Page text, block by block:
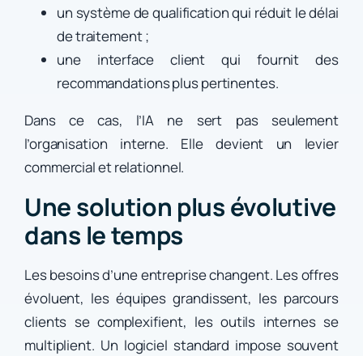
un système de qualification qui réduit le délai
de traitement ;
une interface client qui fournit des
recommandations plus pertinentes.
Dans ce cas, l’IA ne sert pas seulement
l’organisation interne. Elle devient un levier
commercial et relationnel.
Une solution plus évolutive
dans le temps
Les besoins d’une entreprise changent. Les offres
évoluent, les équipes grandissent, les parcours
clients se complexifient, les outils internes se
multiplient. Un logiciel standard impose souvent